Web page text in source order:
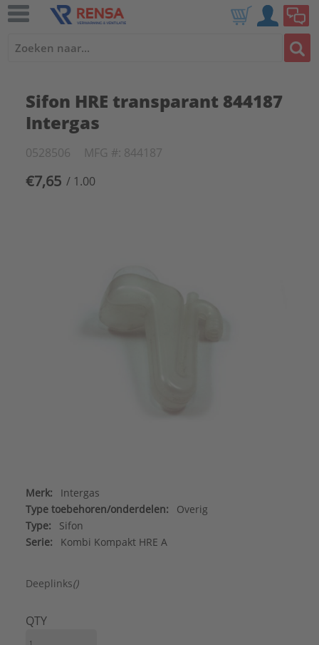
Sifon HRE transparant 844187
Intergas
0528506 MFG #: 844187
€7,65 / 1.00
Merk:
Intergas
Type toebehoren/onderdelen:
Overig
Type:
Sifon
Serie:
Kombi Kompakt HRE A
Deeplinks()
QTY